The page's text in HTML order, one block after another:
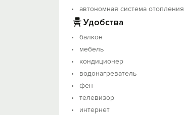
автономная система отопления
Удобства
балкон
мебель
кондиционер
водонагреватель
фен
телевизор
интернет